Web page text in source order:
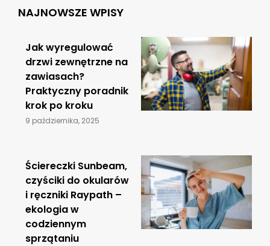
NAJNOWSZE WPISY
Jak wyregulować
drzwi zewnętrzne na
zawiasach?
Praktyczny poradnik
krok po kroku
9 października, 2025
Ściereczki Sunbeam,
czyściki do okularów
i ręczniki Raypath –
ekologia w
codziennym
sprzątaniu